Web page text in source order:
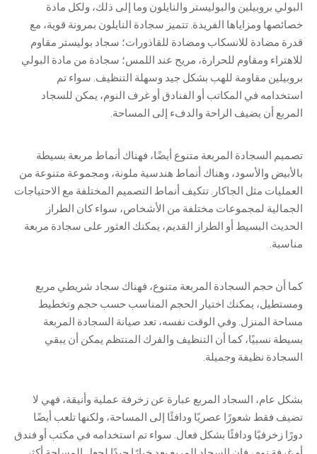
البولي بروبيلين والبوليستر والنايلون وما إلى ذلك، ولكل مادة
خصائصها ومزاياها الفريدة. تتميز سجادة النايلون بمرونة قوية، مع
قدرة مضادة للانسكاب ومضادة للقاذورات؛ سجاد بوليستر مقاوم
للاهتراء ومقاوم للحرارة، مريح عند اللمس؛ سجادة من مادة البولي
بروبيلين مقاومة للهب بشكل جيد وسهلة التنظيف. سواء تم
استخدامه في المكاتب أو الفنادق أو غرف النوم، يمكن للسجاد
المربع أن يضيف الراحة والدفء إلى المساحة.
تصميم السجادة المربعة متنوع أيضًا، فهناك أنماط مربعة بسيطة
بالأبيض والأسود، وهناك أنماط هندسية ملونة، ومجموعة متنوعة من
العمليات مثل الجاكار. تتكيف أنماط التصميم المختلفة مع الاحتياجات
الجمالية لمجموعات مختلفة من الأشخاص، سواء كان الطراز
الحديث البسيط أو الطراز القديم، يمكنك العثور على سجادة مربعة
مناسبة.
كما أن حجم السجادة المربعة متنوع، فهناك سجاد شريطي مربع
ومستطيل، يمكنك اختيار الحجم المناسب حسب حجم وتخطيط
مساحة المنزل. وفي الوقت نفسه، تعد صيانة السجادة المربعة
بسيطة نسبيًا، كما أن التنظيف والفرك المنتظم يمكن أن يبقي
السجادة نظيفة وجميلة.
بشكل عام، السجاد المربع عبارة عن زخرفة عملية وأنيقة، فهي لا
تضيف فقط شعورًا عصريًا ودافئًا إلى المساحة، ولكنها تلعب أيضًا
دورًا زخرفيًا ودافئًا بشكل فعال. سواء تم استخدامه في مكتب أو فندق